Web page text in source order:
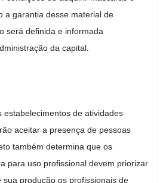
a garantia desse material de
será definida e informada
da capital.
estabelecimentos de atividades
aceitar a presença de pessoas
também determina que os
para uso profissional devem priorizar
sua produção os profissionais de